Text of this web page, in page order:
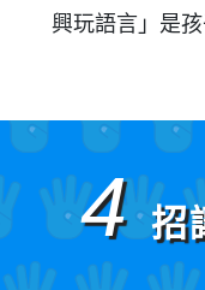
興玩語言」是
4 招